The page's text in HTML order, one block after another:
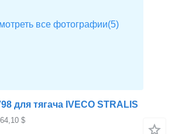
для тягача IVECO STRALIS
$